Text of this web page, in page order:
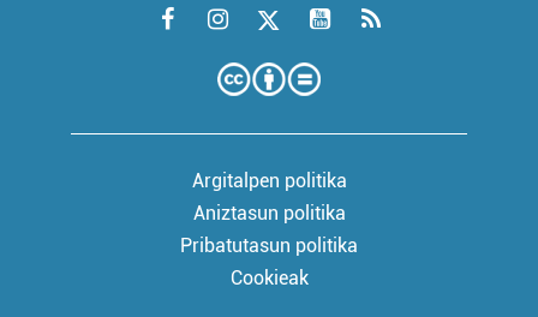
Argitalpen politika
Aniztasun politika
Pribatutasun politika
Cookieak